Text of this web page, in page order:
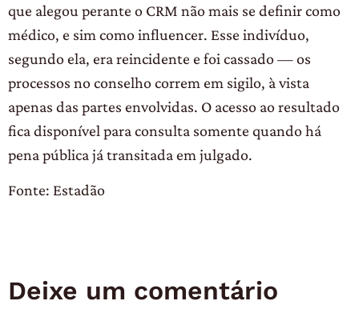
que alegou perante o CRM não mais se definir como
médico, e sim como influencer. Esse indivíduo,
segundo ela, era reincidente e foi cassado — os
processos no conselho correm em sigilo, à vista
apenas das partes envolvidas. O acesso ao resultado
fica disponível para consulta somente quando há
pena pública já transitada em julgado.
Fonte: Estadão
Deixe um comentário